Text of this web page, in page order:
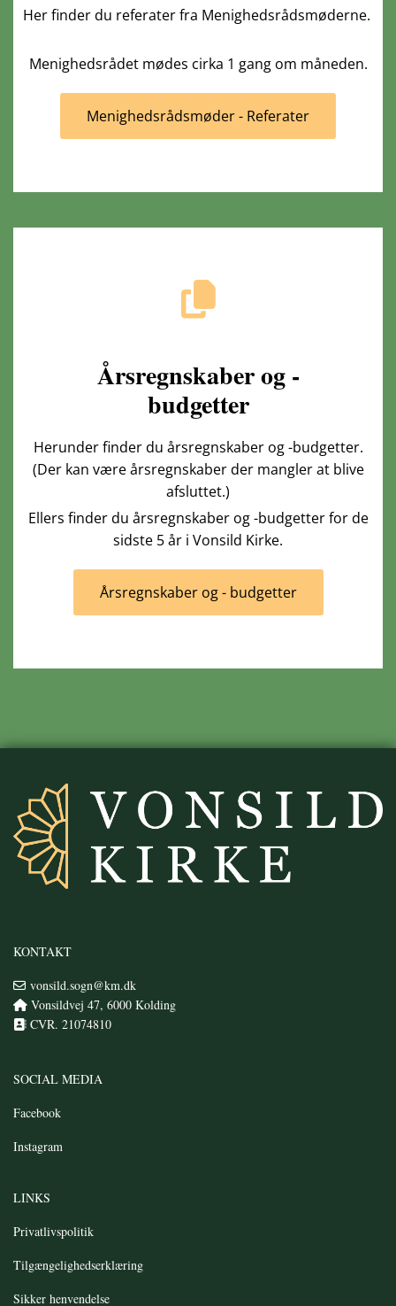
Her finder du referater fra Menighedsrådsmøderne.
Menighedsrådet mødes cirka 1 gang om måneden.
Menighedsrådsmøder - Referater
Årsregnskaber og -
budgetter
Herunder finder du årsregnskaber og -budgetter.
(Der kan være årsregnskaber der mangler at blive
afsluttet.)
Ellers finder du årsregnskaber og -budgetter for de
sidste 5 år i Vonsild Kirke.
Årsregnskaber og - budgetter
KONTAKT
 vonsild.sogn@km.dk
 Vonsildvej 47, 6000 Kolding
CVR. 21074810
SOCIAL MEDIA
Facebook
Instagram
LINKS
Privatlivspolitik
Tilgængelighedserklæring
Sikker henvendelse